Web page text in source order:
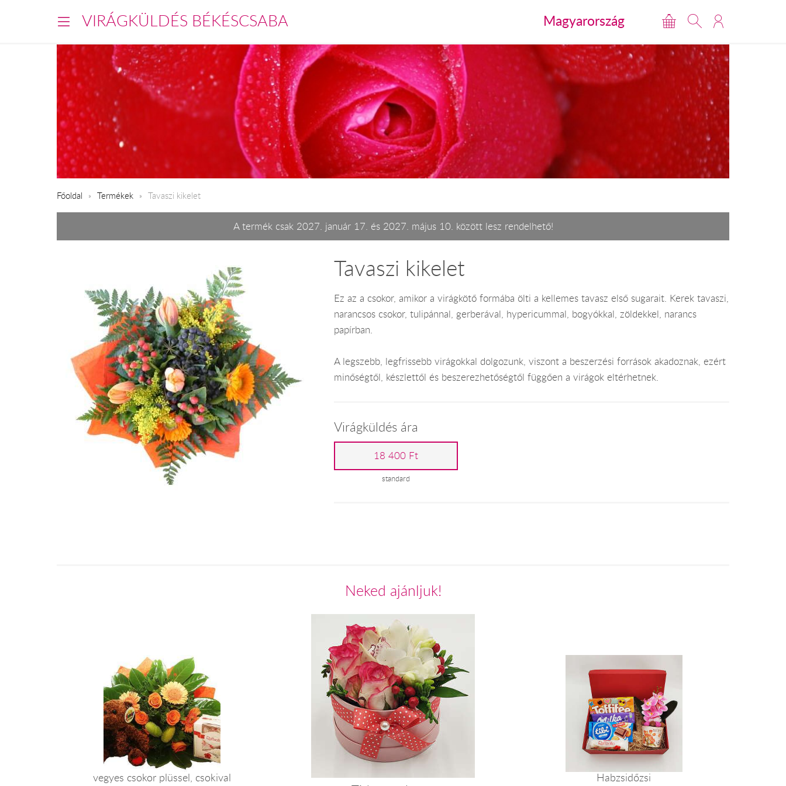
VIRÁGKÜLDÉS BÉKÉSCSABA Magyarország
Főoldal Termékek Tavaszi kikelet
A termék csak 2027. január 17. és 2027. május 10. között lesz rendelhető!
Tavaszi kikelet
Ez az a csokor, amikor a virágkötő formába ölti a kellemes tavasz első sugarait. Kerek tavaszi,
narancsos csokor, tulipánnal, gerberával, hypericummal, bogyókkal, zöldekkel, narancs
papírban.
A legszebb, legfrissebb virágokkal dolgozunk, viszont a beszerzési források akadoznak, ezért
minőségtől, készlettől és beszerezhetőségtől függően a virágok eltérhetnek.
Virágküldés ára
18 400 Ft
standard
Neked ajánljuk!
vegyes csokor plüssel, csokival Habzsidőzsi